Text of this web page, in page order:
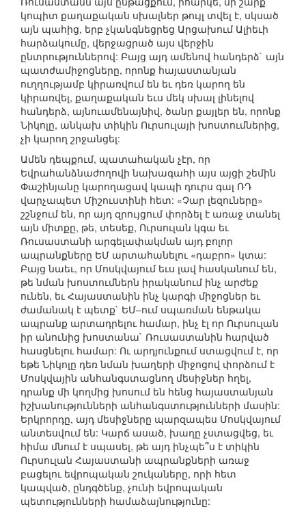
կոպիտ քաղաքական սխալներ թույլ տվել է, սկսած
այն պահից, երբ չկանգնեցրեց Արցախում Ալիեւի
հարձակումը, վերջացրած այս վերջին
ընտրություններով: Բայց այդ ամենով հանդերձ` այն
պատժամիջոցները, որոնք հայաստանյան
ուղղությամբ կիրառվում են եւ դեռ կարող են
կիրառվել, քաղաքական եւս մեկ սխալ լինելով
հանդերձ, այնուամենայնիվ, ծանր քայլեր են, որոնք
Նիկոլը, անկախ տիկին Ուրսուլայի խոստումներից,
չի կարող շրջանցել:
Ամեն դեպքում, պատահական չէր, որ
Եվրահանձնաժողովի նախագահի այս այցի շեմին
Փաշինյանը կարողացավ կապի դուրս գալ ՌԴ
վարչապետ Միշուստինի հետ: «Չար լեզուները»
շշնջում են, որ այդ զրույցում փորձել է առաջ տանել
այն միտքը, թե, տեսեք, Ուրսուլան կգա եւ
Ռուսաստանի արգելափակման այդ բոլոր
ապրանքները ԵՄ արտահանելու «դաբրո» կտա:
Բայց նաեւ, որ Մոսկվայում եւս լավ հասկանում են,
թե նման խոստումներն իրականում ինչ արժեք
ունեն, եւ Հայաստանին ինչ կարգի միջոցներ եւ
ժամանակ է պետք` ԵՄ–ում սպառման ենթակա
ապրանք արտադրելու համար, ինչ էլ որ Ուրսուլան
իր անունից խոստանա` Ռուսաստանին հարված
հասցնելու համար: Ու արդյունքում ստացվում է, որ
եթե Նիկոլը դեռ նման խաղերի միջոցով փորձում է
Մոսկվային անհանգստացնող մեսիջներ հղել,
դրանք մի կողմից խոսում են հենց հայաստանյան
իշխանությունների անհանգստությունների մասին:
Երկրորդը, այդ մեսիջները պարզապես Մոսկվայում
անտեսվում են: Կարճ ասած, խաղը չստացվեց, եւ
հիմա մնում է սպասել, թե այդ ինչպե՞ս է տիկին
Ուրսուլան Հայաստանի ապրանքների առաջ
բացելու եվրոպական շուկաները, որի հետ
կապված, ընդգծենք, չունի եվրոպական
պետությունների համաձայնությունը: